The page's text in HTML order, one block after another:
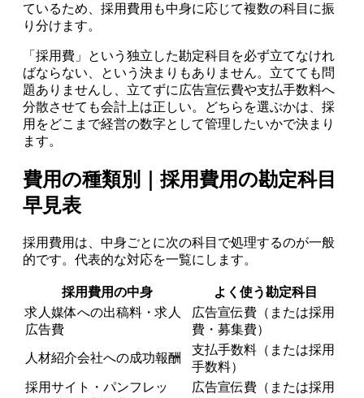
ているため、採用費用も中身に応じて複数の科目に振
り分けます。
「採用費」という独立した勘定科目を必ず立てなけれ
ばならない、という決まりもありません。立てても問
題ありませんし、立てずに広告宣伝費や支払手数料へ
分散させても会計上は正しい。どちらを選ぶかは、採
用をどこまで経営の数字として管理したいかで決まり
ます。
費用の種類別｜採用費用の勘定科目
早見表
採用費用は、中身ごとに次の科目で処理するのが一般
的です。代表的な対応を一覧にします。
採用費用の中身
よく使う勘定科目
求人媒体への出稿料・求人
広告費
広告宣伝費（または採用
費・募集費）
人材紹介会社への成功報酬
支払手数料（または採用
手数料）
採用サイト・パンフレッ
広告宣伝費（または採用